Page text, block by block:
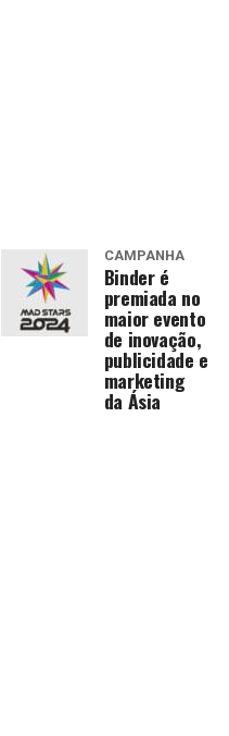
CAMPANHA
Binder é
premiada no
maior evento
de inovação,
publicidade e
marketing
da Ásia